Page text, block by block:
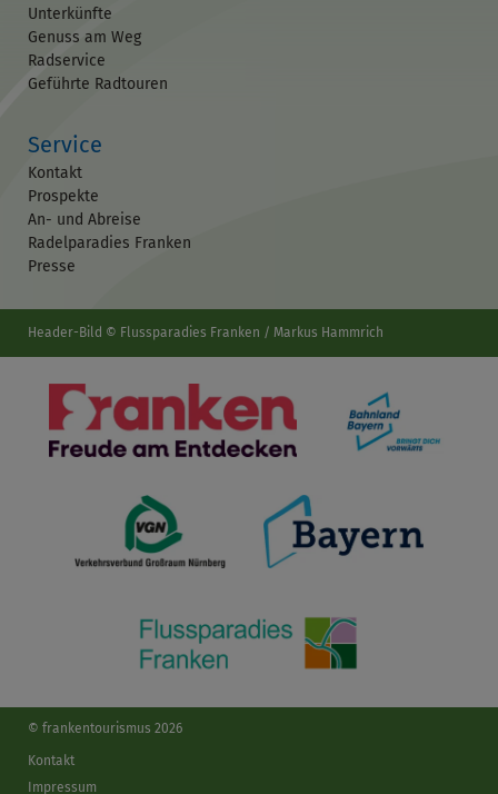
Unterkünfte
Genuss am Weg
Radservice
Geführte Radtouren
Service
Kontakt
Prospekte
An- und Abreise
Radelparadies Franken
Presse
Header-Bild © Flussparadies Franken / Markus Hammrich
© frankentourismus 2026
Kontakt
Impressum